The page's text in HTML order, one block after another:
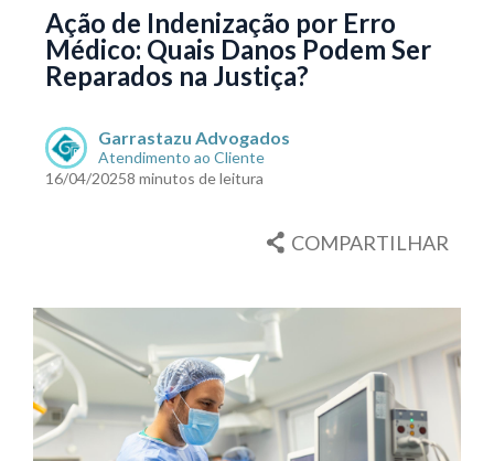
Ação de Indenização por Erro
Médico: Quais Danos Podem Ser
Reparados na Justiça?
Garrastazu Advogados
Atendimento ao Cliente
16/04/20258 minutos de leitura
COMPARTILHAR